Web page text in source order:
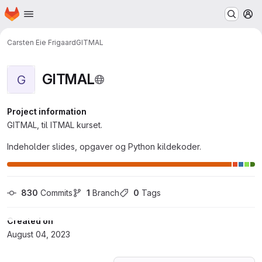
Skip to main content
Homepage
Carsten Eie FrigaardGITMAL
G GITMAL
Project information
GITMAL, til ITMAL kurset.
Indeholder slides, opgaver og Python kildekoder.
830 Commits 1 Branch 0 Tags
Created on
August 04, 2023